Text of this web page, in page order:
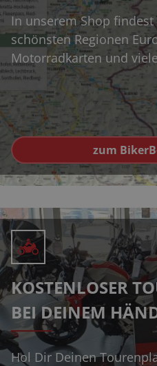
In unserem Shop
schönsten Regionen
Motorradkarten und
zum
KOSTENLOSER
BEI DEINEM
Hol Dir Deinen